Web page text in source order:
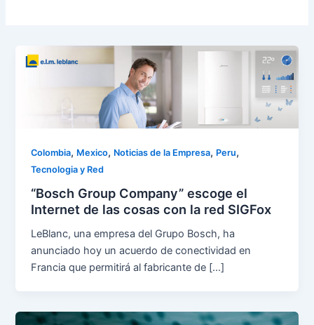
Colombia, Mexico, Noticias de la Empresa, Peru,
Tecnologia y Red
“Bosch Group Company” escoge el
Internet de las cosas con la red SIGFox
LeBlanc, una empresa del Grupo Bosch, ha
anunciado hoy un acuerdo de conectividad en
Francia que permitirá al fabricante de […]